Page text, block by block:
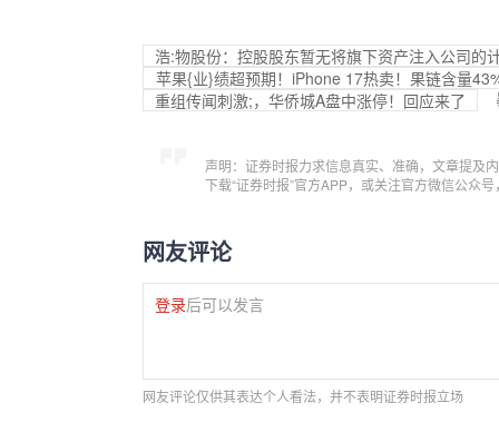
浩:物股份：控股股东暂无将旗下资产注入公司的
苹果{业}绩超预期！iPhone 17热卖！果链含量
重组传闻刺激;，华侨城A盘中涨停！回应来了
声明：证券时报力求信息真实、准确，文章提及
下载“证券时报”官方APP，或关注官方微信公众
网友评论
登录后可以发言
网友评论仅供其表达个人看法，并不表明证券时报立场